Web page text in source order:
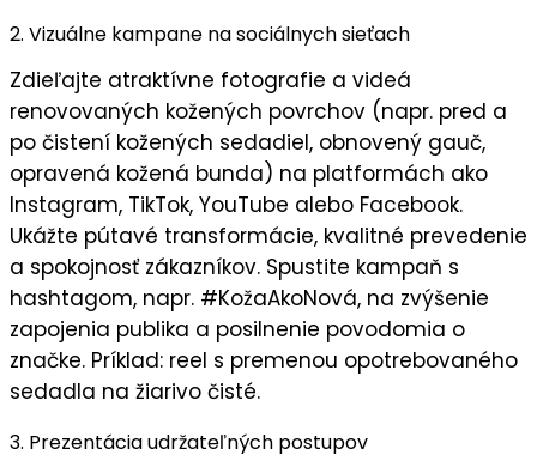
2. Vizuálne kampane na sociálnych sieťach
Zdieľajte atraktívne fotografie a videá
renovovaných kožených povrchov (napr. pred a
po čistení kožených sedadiel, obnovený gauč,
opravená kožená bunda) na platformách ako
Instagram, TikTok, YouTube alebo Facebook.
Ukážte pútavé transformácie, kvalitné prevedenie
a spokojnosť zákazníkov. Spustite kampaň s
hashtagom, napr. #KožaAkoNová, na zvýšenie
zapojenia publika a posilnenie povodomia o
značke. Príklad: reel s premenou opotrebovaného
sedadla na žiarivo čisté.
3. Prezentácia udržateľných postupov